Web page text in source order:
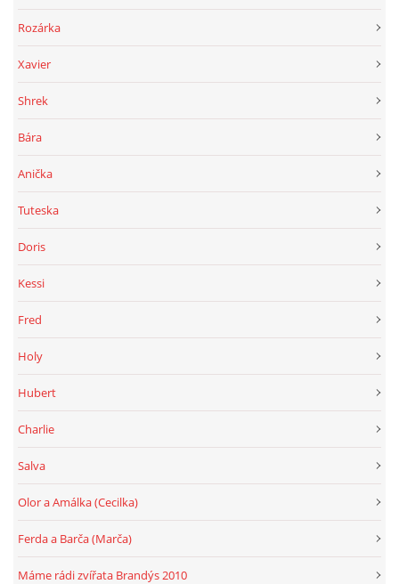
Rozárka
Xavier
Shrek
Bára
Anička
Tuteska
Doris
Kessi
Fred
Holy
Hubert
Charlie
Salva
Olor a Amálka (Cecilka)
Ferda a Barča (Marča)
Máme rádi zvířata Brandýs 2010